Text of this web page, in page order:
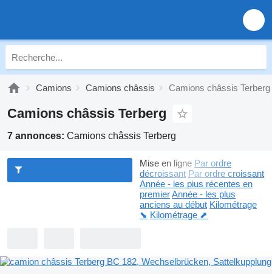
Camions Camions châssis Camions châssis Terberg
Camions châssis Terberg
7 annonces: Camions châssis Terberg
Mise en ligne Par ordre
décroissant Par ordre croissant
Année - les plus récentes en
premierAnnée - les plus
anciens au début Kilométrage
⬊ Kilométrage ⬈